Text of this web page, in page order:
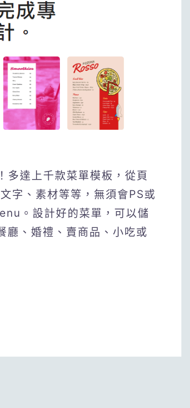
達上千款菜單模板，從頁
字、素材等等，無須會PS或
。設計好的菜單，可以儲
廳、婚禮、賣商品、小吃或